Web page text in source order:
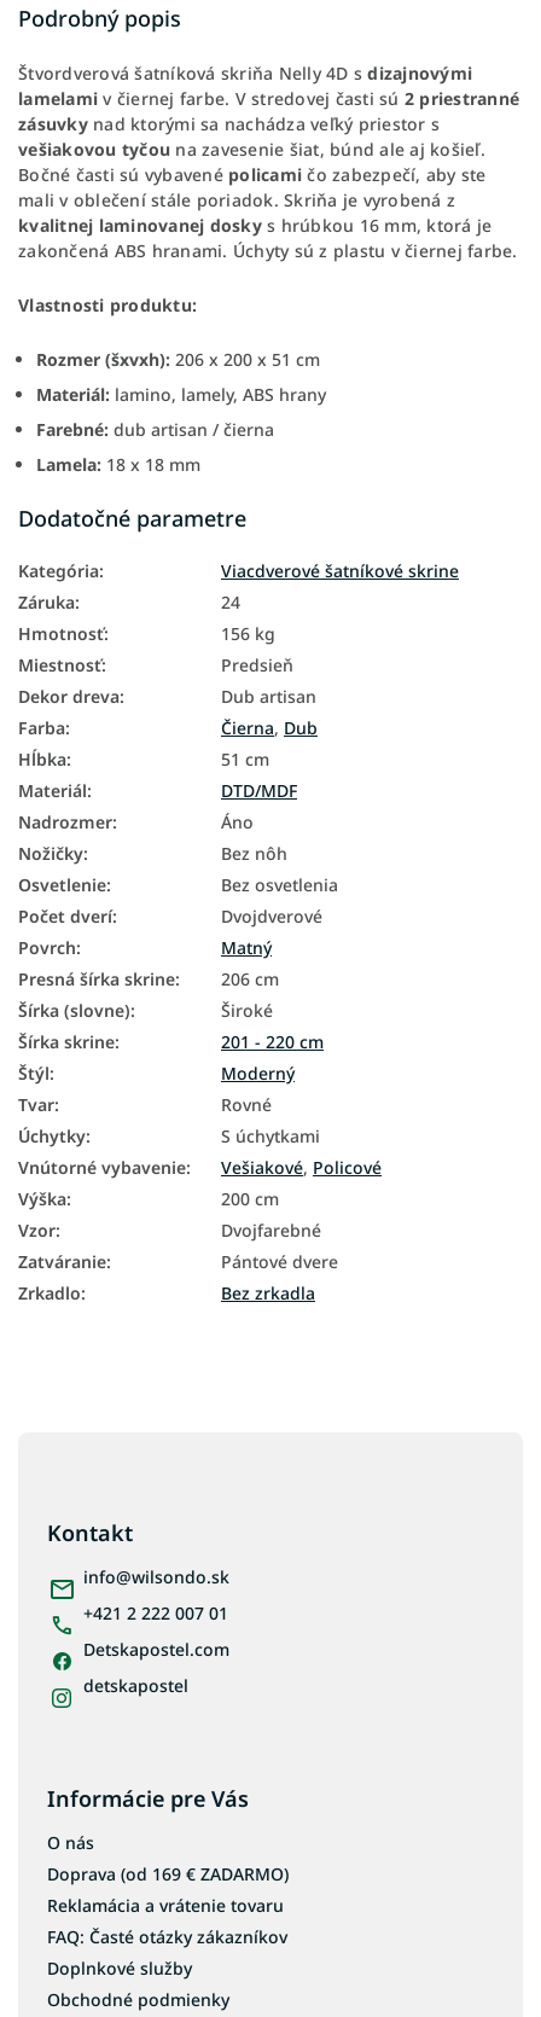
Podrobný popis
Štvordverová šatníková skriňa Nelly 4D sdizajnovými
lamelami v čiernej farbe. V stredovej časti sú 2 priestranné
zásuvkynad ktorými sa nachádza veľký priestor s
vešiakovou tyčou na zavesenie šiat, búnd ale aj košieľ.
Bočné časti sú vybavené policami čo zabezpečí, aby ste
mali v oblečení stále poriadok. Skriňa je vyrobená z
kvalitnej laminovanej doskys hrúbkou 16 mm, ktorá je
zakončená ABS hranami. Úchyty sú z plastu v čiernej farbe.
Vlastnosti produktu:
Rozmer (šxvxh): 206 x 200 x 51 cm
Materiál: lamino, lamely, ABS hrany
Farebné: dub artisan / čierna
Lamela: 18 x 18 mm
Dodatočné parametre
Kategória:
Viacdverové šatníkové skrine
Záruka:
24
Hmotnosť:
156 kg
Miestnosť:
Predsieň
Dekor dreva:
Dub artisan
Farba: Čierna, Dub
Hĺbka:
51 cm
Materiál:
DTD/MDF
Nadrozmer:
Áno
Nožičky:
Bez nôh
Osvetlenie:
Bez osvetlenia
Počet dverí:
Dvojdverové
Povrch:
Matný
Presná šírka skrine:
206 cm
Šírka (slovne):
Široké
Šírka skrine:
201 - 220 cm
Štýl:
Moderný
Tvar:
Rovné
Úchytky:
S úchytkami
Vnútorné vybavenie: Vešiakové, Policové
Výška:
200 cm
Vzor:
Dvojfarebné
Zatváranie:
Pántové dvere
Zrkadlo: Bez zrkadla
Kontakt
info@wilsondo.sk
+421 2 222 007 01
Detskapostel.com
detskapostel
Informácie pre Vás
O nás
Doprava (od 169 € ZADARMO)
Reklamácia a vrátenie tovaru
FAQ: Časté otázky zákazníkov
Doplnkové služby
Obchodné podmienky